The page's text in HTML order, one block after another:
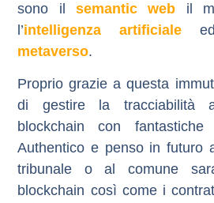
sono ilsemantic web il
l’intelligenza artificialeed
metaverso.
Proprio grazie a questa
di gestire
la tracciabilità
blockchain con fantastiche
Authenticoe penso in futuro
tribunale o al comune
blockchain così come i